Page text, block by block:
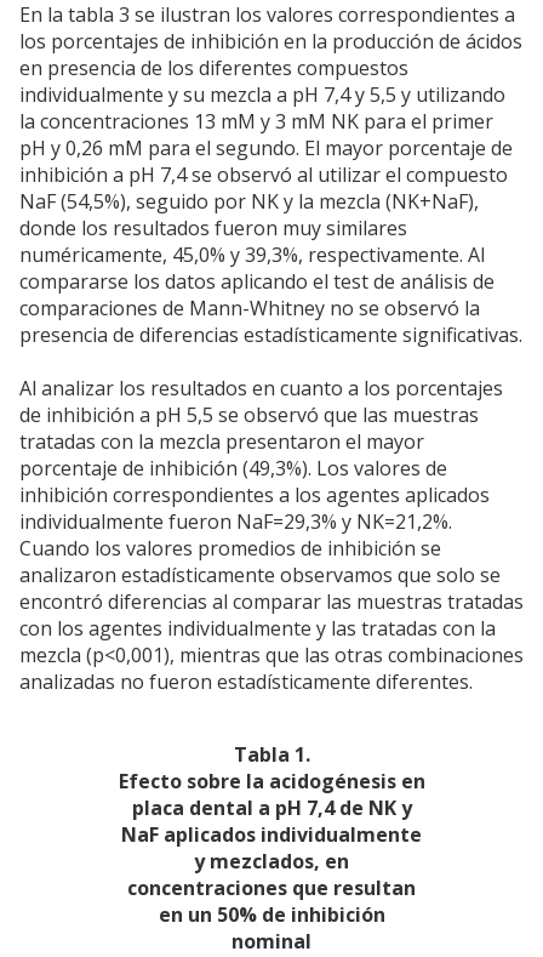
En la tabla 3 se ilustran los valores correspondientes a
los porcentajes de inhibición en la producción de ácidos
en presencia de los diferentes compuestos
individualmente y su mezcla a pH 7,4 y 5,5 y utilizando
la concentraciones 13 mM y 3 mM NK para el primer
pH y 0,26 mM para el segundo. El mayor porcentaje de
inhibición a pH 7,4 se observó al utilizar el compuesto
NaF (54,5%), seguido por NK y la mezcla (NK+NaF),
donde los resultados fueron muy similares
numéricamente, 45,0% y 39,3%, respectivamente. Al
compararse los datos aplicando el test de análisis de
comparaciones de Mann-Whitney no se observó la
presencia de diferencias estadísticamente significativas.
Al analizar los resultados en cuanto a los porcentajes
de inhibición a pH 5,5 se observó que las muestras
tratadas con la mezcla presentaron el mayor
porcentaje de inhibición (49,3%). Los valores de
inhibición correspondientes a los agentes aplicados
individualmente fueron NaF=29,3% y NK=21,2%.
Cuando los valores promedios de inhibición se
analizaron estadísticamente observamos que solo se
encontró diferencias al comparar las muestras tratadas
con los agentes individualmente y las tratadas con la
mezcla (p<0,001), mientras que las otras combinaciones
analizadas no fueron estadísticamente diferentes.
Tabla 1.
Efecto sobre la acidogénesis en
placa dental a pH 7,4 de NK y
NaF aplicados individualmente
y mezclados, en
concentraciones que resultan
en un 50% de inhibición
nominal